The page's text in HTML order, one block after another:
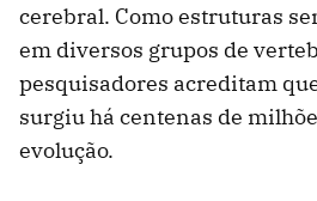
cerebral. Como estruturas
em diversos grupos de
pesquisadores acreditam
surgiu há centenas de
evolução.